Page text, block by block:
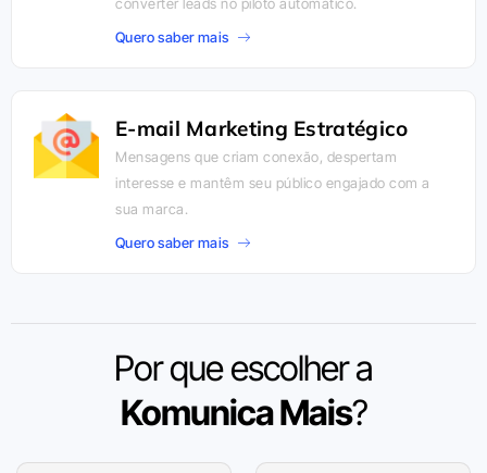
Quero saber mais
E-mail Marketing Estratégico
Mensagens que criam conexão, despertam
interesse e mantêm seu público engajado com a
sua marca.
Quero saber mais
Por que escolher a
Komunica Mais?